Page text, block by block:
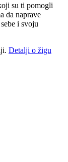
su ti pomogli
da naprave
i svoju
Detalji o žigu